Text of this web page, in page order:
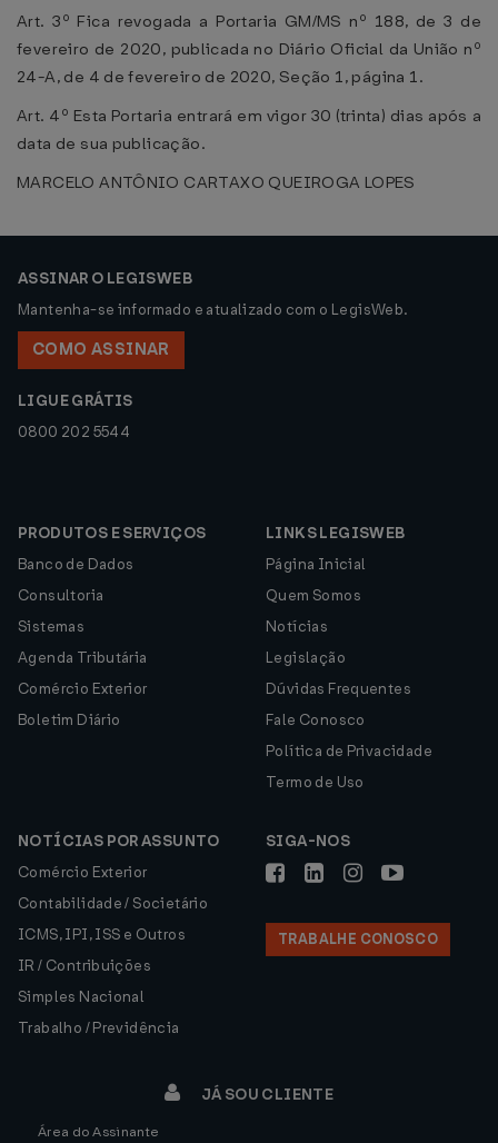
Art. 3º Fica revogada a Portaria GM/MS nº 188, de 3 de
fevereiro de 2020, publicada no Diário Oficial da União nº
24-A, de 4 de fevereiro de 2020, Seção 1, página 1.
Art. 4º Esta Portaria entrará em vigor 30 (trinta) dias após a
data de sua publicação.
MARCELO ANTÔNIO CARTAXO QUEIROGA LOPES
ASSINAR O LEGISWEB
Mantenha-se informado e atualizado com o LegisWeb.
COMO ASSINAR
LIGUE GRÁTIS
0800 202 5544
PRODUTOS E SERVIÇOS
Banco de Dados
Consultoria
Sistemas
Agenda Tributária
Comércio Exterior
Boletim Diário
LINKS LEGISWEB
Página Inicial
Quem Somos
Notícias
Legislação
Dúvidas Frequentes
Fale Conosco
Política de Privacidade
Termo de Uso
NOTÍCIAS POR ASSUNTO
Comércio Exterior
Contabilidade / Societário
ICMS, IPI, ISS e Outros
IR / Contribuições
Simples Nacional
Trabalho / Previdência
SIGA-NOS
TRABALHE CONOSCO
JÁ SOU CLIENTE
Área do Assinante